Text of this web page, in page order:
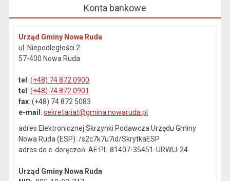
Konta bankowe
Urząd Gminy Nowa Ruda
ul. Niepodległości 2
57-400 Nowa Ruda
tel :(+48) 74 872 0900
tel :(+48) 74 872 0901
fax: (+48) 74 872 5083
e-mail :sekretariat@gmina.nowaruda.pl
adres Elektronicznej Skrzynki Podawcza Urzędu Gminy
Nowa Ruda (ESP): /s2c7k7u7id/SkrytkaESP
adres do e-doręczeń: AE:PL-81407-35451-URWIJ-24
Urząd Gminy Nowa Ruda